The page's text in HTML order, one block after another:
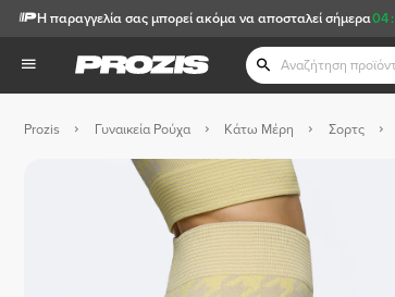
04 :
Η παραγγελία σας μπορεί ακόμα να αποσταλεί σήμερα
Prozis Γυναικεία Ρούχα Κάτω Μέρη Σορτς